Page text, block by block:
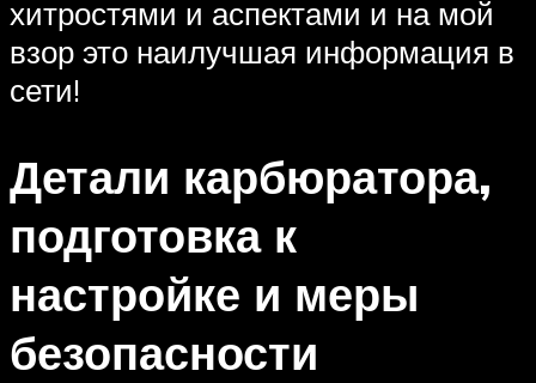
хитростями и аспектами и на мой
взор это наилучшая информация в
сети!
Детали карбюратора,
подготовка к
настройке и меры
безопасности